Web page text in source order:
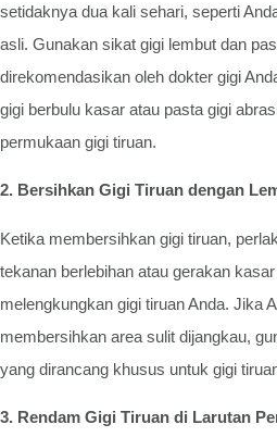
setidaknya dua kali sehari, seperti
asli. Gunakan sikat gigi lembut dan
direkomendasikan oleh dokter gigi
gigi berbulu kasar atau pasta gigi
permukaan gigi tiruan.
2. Bersihkan Gigi Tiruan dengan
Ketika membersihkan gigi tiruan,
tekanan berlebihan atau gerakan
melengkungkan gigi tiruan Anda. Jika
membersihkan area sulit dijangkau,
yang dirancang khusus untuk gigi
3. Rendam Gigi Tiruan di Larutan